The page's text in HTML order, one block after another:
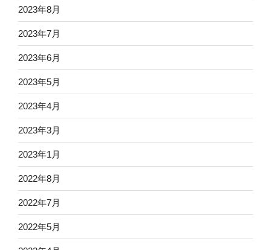
2023年8月
2023年7月
2023年6月
2023年5月
2023年4月
2023年3月
2023年1月
2022年8月
2022年7月
2022年5月